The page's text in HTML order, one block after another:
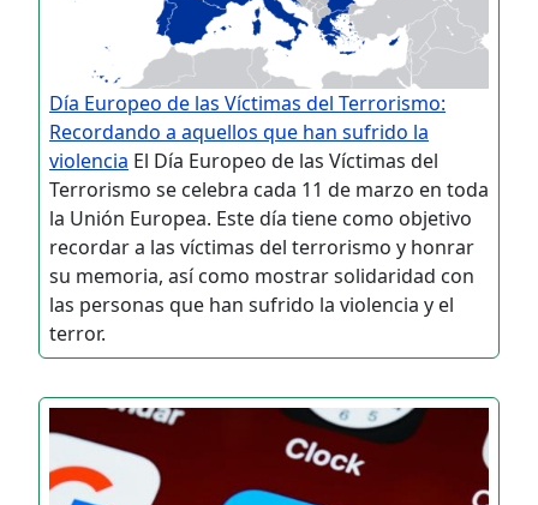
Día Europeo de las Víctimas del Terrorismo:
Recordando a aquellos que han sufrido la
violencia El Día Europeo de las Víctimas del
Terrorismo se celebra cada 11 de marzo en toda
la Unión Europea. Este día tiene como objetivo
recordar a las víctimas del terrorismo y honrar
su memoria, así como mostrar solidaridad con
las personas que han sufrido la violencia y el
terror.